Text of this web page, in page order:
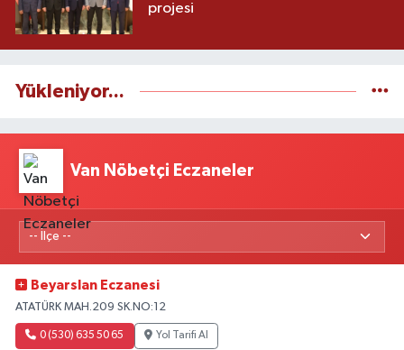
projesi
Yükleniyor...
Van Nöbetçi Eczaneler
Beyarslan Eczanesi
ATATÜRK MAH.209 SK.NO:12
0 (530) 635 50 65 Yol Tarifi Al